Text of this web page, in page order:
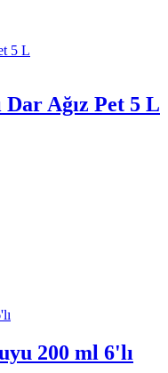
Ağız Pet 5 L
200 ml 6'lı